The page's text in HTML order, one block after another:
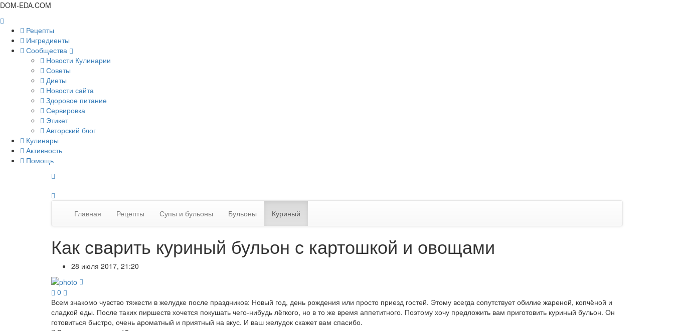
DOM-EDA.COM
Рецепты
Ингредиенты
Сообщества
Новости Кулинарии
Советы
Диеты
Новости сайта
Здоровое питание
Сервировка
Этикет
Авторский блог
Кулинары
Активность
Помощь
Главная Рецепты Супы и бульоны Бульоны Куриный
Как сварить куриный бульон с картошкой и овощами
28 июля 2017, 21:20
0
Всем знакомо чувство тяжести в желудке после праздников: Новый год, день рождения или просто приезд гостей. Этому всегда сопутствует обилие жареной, копчёной и
сладкой еды. После таких пиршеств хочется покушать чего-нибудь лёгкого, но в то же время аппетитного. Поэтому хочу предложить вам приготовить куриный бульон. Он
готовиться быстро, очень ароматный и приятный на вкус. И ваш желудок скажет вам спасибо.